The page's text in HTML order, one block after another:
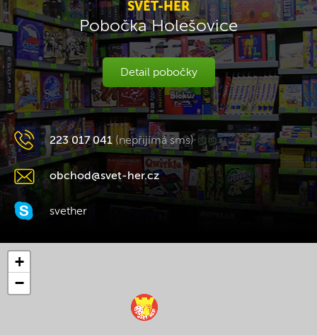
SVĚT-HER
Pobočka Holešovice
Detail pobočky
223 017 041 (nepřijímá sms)
obchod@svet-her.cz
svether
+
−